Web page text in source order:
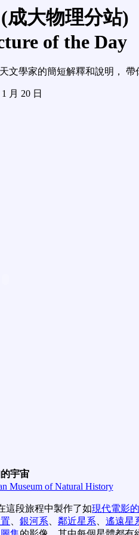
成大物理分站)
of the Day
文學家的簡短解釋和說明， 帶
月 20 日
宇宙
Museum of Natural History
這段旅程中製作了如現代電影
、 銀河系、 鄰近星系、 遙遠星